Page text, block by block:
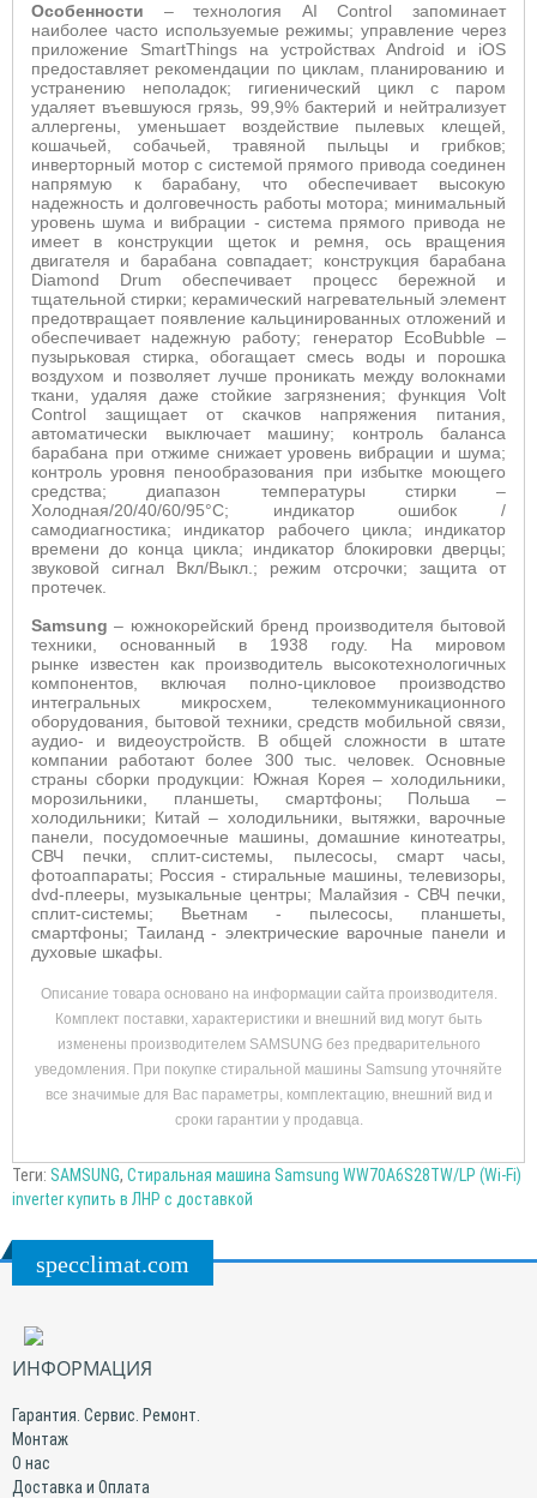
Особенности – технология AI Control
запоминает
наиболее часто используемые режимы; управление через
приложение SmartThingsна устройствахAndroid и iOS
предоставляет рекомендации по циклам, планированию и
устранению неполадок; гигиенический цикл с паром
удаляет въевшуюся грязь, 99,9% бактерий и нейтрализует
аллергены, уменьшает воздействие пылевых клещей,
кошачьей, собачьей, травяной пыльцы и грибков;
инверторный мотор с системой прямого привода соединен
напрямую к барабану, что обеспечивает высокую
надежность и долговечность работы мотора; минимальный
уровень шума и вибрации - система прямого привода не
имеет в конструкции щеток и ремня, ось вращения
двигателя и барабана совпадает; конструкция барабана
Diamond
Drum
обеспечивает процесс бережной и
тщательной стирки; керамический нагревательный элемент
предотвращает появление кальцинированных отложений и
обеспечивает надежную работу; генератор EcoBubble –
пузырьковая стирка, обогащает смесь воды и порошка
воздухом и позволяет лучше проникать между волокнами
ткани, удаляя даже стойкие загрязнения; функция Volt
Control
защищает от скачков напряжения питания,
автоматически выключает машину; контроль баланса
барабана при отжиме снижает уровень вибрации и шума;
контроль уровня пенообразования при избытке моющего
средства; диапазон температуры стирки –
Холодная/20/40/60/95°С; индикатор ошибок /
самодиагностика; индикатор рабочего цикла; индикатор
времени до конца цикла; индикатор блокировки дверцы;
звуковой сигнал Вкл/Выкл.; режим отсрочки; защита от
протечек.
Samsung – южнокорейский бренд производителя бытовой
техники, основанный в 1938 году. На мировом
рынке известен как производитель высокотехнологичных
компонентов, включая полно-цикловое производство
интегральных микросхем, телекоммуникационного
оборудования, бытовой техники, средств мобильной связи,
аудио- и видеоустройств. В общей сложности в штате
компании работают более 300 тыс. человек. Основные
страны сборки продукции: Южная Корея – холодильники,
морозильники, планшеты, смартфоны; Польша –
холодильники; Китай – холодильники, вытяжки, варочные
панели, посудомоечные машины, домашние кинотеатры,
СВЧ печки, сплит-системы, пылесосы, смарт часы,
фотоаппараты; Россия - стиральные машины, телевизоры,
dvd-плееры, музыкальные центры; Малайзия - СВЧ печки,
сплит-системы; Вьетнам - пылесосы, планшеты,
смартфоны; Таиланд - электрические варочные панели и
духовые шкафы.
Описание товара основано на информации сайта производителя.
Комплект поставки, характеристики и внешний вид могут быть
изменены производителем SAMSUNG без предварительного
уведомления. При покупке стиральной машины Samsung уточняйте
все значимые для Вас параметры, комплектацию, внешний вид и
сроки гарантии у продавца.
Теги: SAMSUNG, Стиральная машина Samsung WW70A6S28TW/LP (Wi-Fi)
inverter купить в ЛНР с доставкой
specclimat.com
ИНФОРМАЦИЯ
Гарантия. Сервис. Ремонт.
Монтаж
О нас
Доставка и Оплата